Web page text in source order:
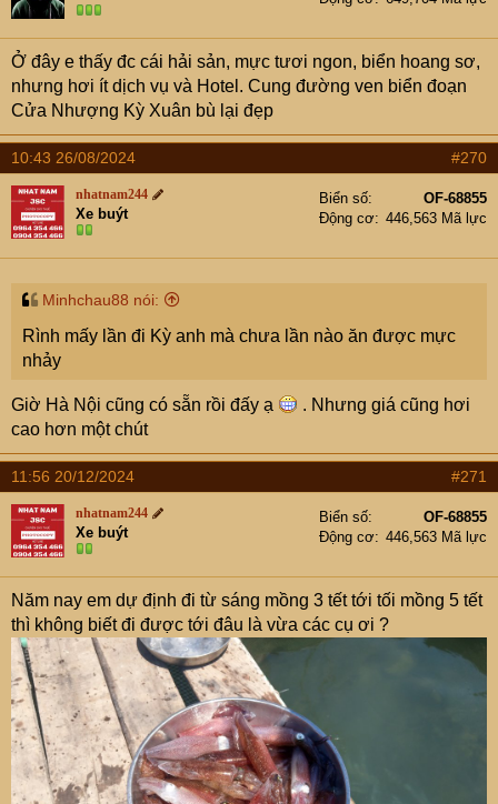
Ở đây e thấy đc cái hải sản, mực tươi ngon, biển hoang sơ,
nhưng hơi ít dịch vụ và Hotel. Cung đường ven biển đoạn
Cửa Nhượng Kỳ Xuân bù lại đẹp
10:43 26/08/2024 #270
nhatnam244
Xe buýt
Biển số
OF-68855
Động cơ
446,563 Mã lực
Minhchau88 nói:
Rình mấy lần đi Kỳ anh mà chưa lần nào ăn được mực
nhảy
Giờ Hà Nội cũng có sẵn rồi đấy ạ
. Nhưng giá cũng hơi
cao hơn một chút
11:56 20/12/2024 #271
nhatnam244
Xe buýt
Biển số
OF-68855
Động cơ
446,563 Mã lực
Năm nay em dự định đi từ sáng mồng 3 tết tới tối mồng 5 tết
thì không biết đi được tới đâu là vừa các cụ ơi ?